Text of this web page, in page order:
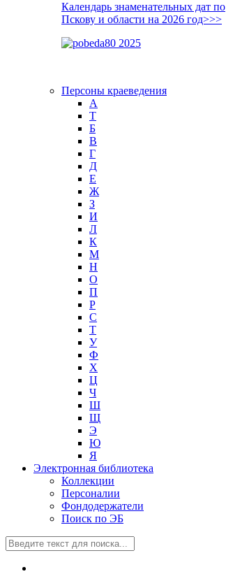
Календарь знаменательных дат по
Пскову и области на 2026 год>>>
Персоны краеведения
А
T
Б
В
Г
Д
Е
Ж
З
И
Л
К
М
Н
О
П
Р
С
Т
У
Ф
Х
Ц
Ч
Ш
Щ
Э
Ю
Я
Электронная библиотека
Коллекции
Персоналии
Фондодержатели
Поиск по ЭБ